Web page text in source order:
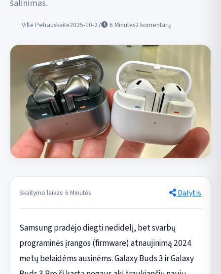
šalinimas.
Viltė Petrauskaitė2025-10-27 6 Minutės2 komentarų
Skaitymo laikas: 6 Minutės Dalytis
Samsung pradėjo diegti nedidelį, bet svarbų
programinės įrangos (firmware) atnaujinimą 2024
metų belaidėms ausinėms. Galaxy Buds 3 ir Galaxy